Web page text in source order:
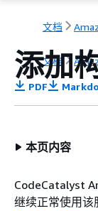
文档
文档
添加
PDF
本页内容
CodeCatalyst
继续正常使用该